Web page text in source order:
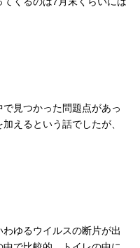
見つかった問題点があっ
えるという話でしたが、
ゆるウイルスの断片が出